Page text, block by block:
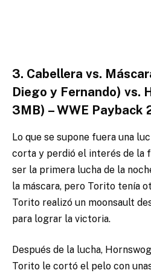
3. Cabellera vs.
Diego y Fernando) vs.
3MB) – WWE Payback
Lo que se supone fuera una
corta y perdió el interés de la
ser la primera lucha de la
la máscara, pero Torito tenía
Torito realizó un moonsault
para lograr la victoria.
Después de la lucha,
Torito le cortó el pelo con